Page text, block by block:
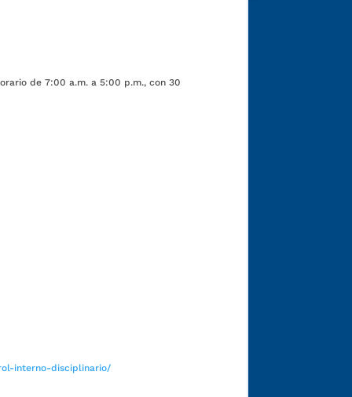
de 7:00 a.m. a 5:00 p.m., con 30
interno-disciplinario/